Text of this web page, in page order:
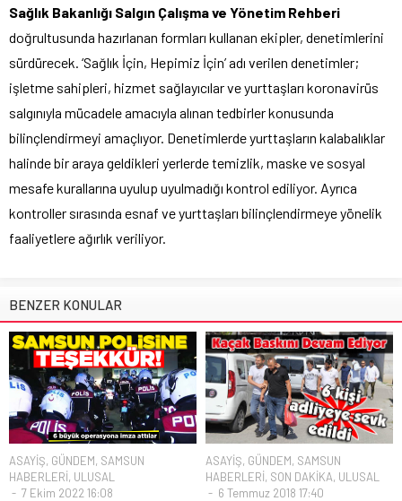
Sağlık Bakanlığı Salgın Çalışma ve Yönetim Rehberi
doğrultusunda hazırlanan formları kullanan ekipler, denetimlerini
sürdürecek. ‘Sağlık İçin, Hepimiz İçin’ adı verilen denetimler;
işletme sahipleri, hizmet sağlayıcılar ve yurttaşları koronavirüs
salgınıyla mücadele amacıyla alınan tedbirler konusunda
bilinçlendirmeyi amaçlıyor. Denetimlerde yurttaşların kalabalıklar
halinde bir araya geldikleri yerlerde temizlik, maske ve sosyal
mesafe kurallarına uyulup uyulmadığı kontrol ediliyor. Ayrıca
kontroller sırasında esnaf ve yurttaşları bilinçlendirmeye yönelik
faaliyetlere ağırlık veriliyor.
BENZER KONULAR
ASAYİŞ, GÜNDEM, SAMSUN
HABERLERİ, ULUSAL
7 Ekim 2022 16:08
ASAYİŞ, GÜNDEM, SAMSUN
HABERLERİ, SON DAKİKA, ULUSAL
6 Temmuz 2018 17:40